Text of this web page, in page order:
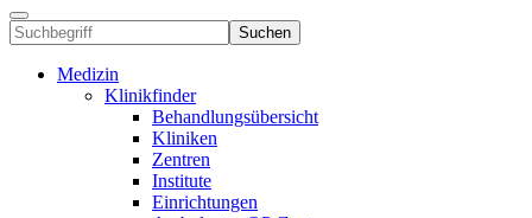
Suchen
Medizin
Klinikfinder
Behandlungsübersicht
Kliniken
Zentren
Institute
Einrichtungen